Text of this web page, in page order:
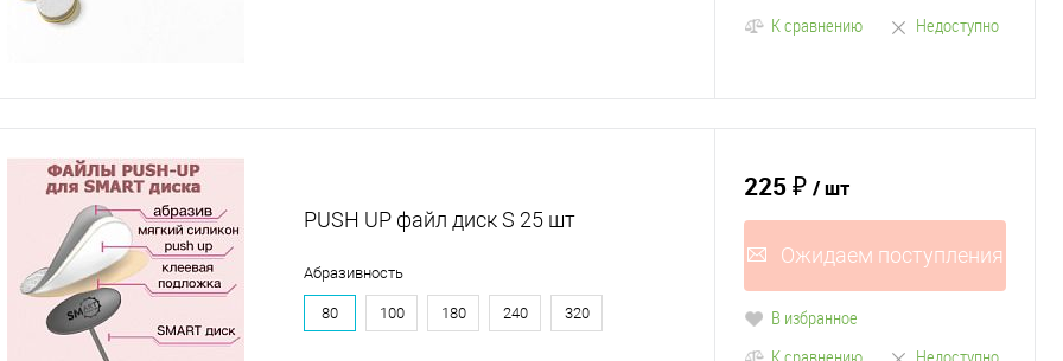
К сравнению
Недоступно
PUSH UP файл диск S 25 шт
Абразивность
80 100 180 240 320
225 ₽ / шт
Ожидаем поступления
В избранное